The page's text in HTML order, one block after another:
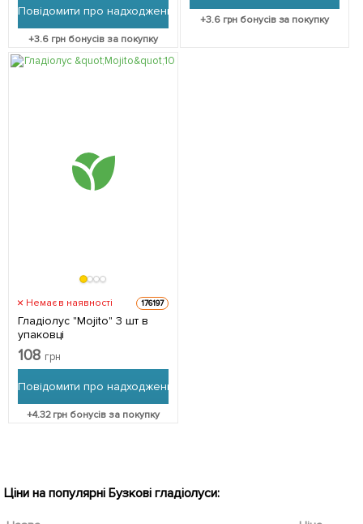
Повідомити про надходження
+3.6 грн бонусів за покупку
+3.6грн бонусів за покупку
Немає в наявності 176197
Гладіолус "Mojito" 3 шт в
упаковці
108 грн
Повідомити про надходження
+4.32грн бонусів за покупку
Ціни на популярні Бузкові гладіолуси: